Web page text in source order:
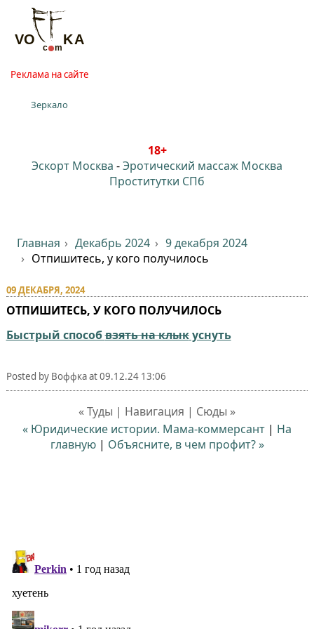
Реклама на сайте
Зеркало
18+
Эскорт Москва -Эротический массаж Москва
Проститутки СПб
Главная Декабрь 2024
9 декабря 2024
Отпишитесь, у кого получилось
09 ДЕКАБРЯ, 2024
ОТПИШИТЕСЬ, У КОГО ПОЛУЧИЛОСЬ
Быстрый способвзять на клыкуснуть
Posted by Воффкаat09.12.24 13:06
« Туды | Навигация | Сюды »
« Юридические истории. Мама-коммерсант | На
главную| Объясните, в чем профит? »